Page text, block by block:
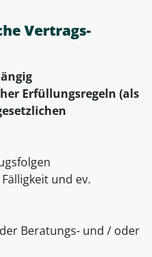
Vertrags-
Erfüllungsregeln (als
und ev.
Beratungs- und / oder